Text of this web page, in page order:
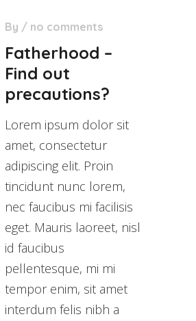
By / no comments
Fatherhood –
Find out
precautions?
Lorem ipsum dolor sit
amet, consectetur
adipiscing elit. Proin
tincidunt nunc lorem,
nec faucibus mi facilisis
eget. Mauris laoreet, nisl
id faucibus
pellentesque, mi mi
tempor enim, sit amet
interdum felis nibh a